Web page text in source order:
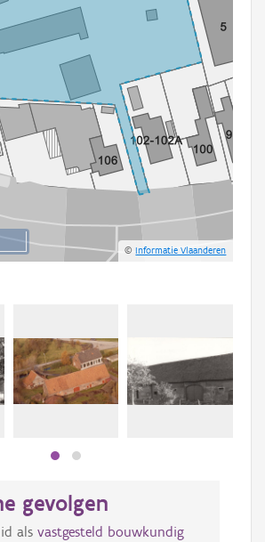
©Informatie Vlaanderen
gevolgen
als vastgesteld bouwkundig